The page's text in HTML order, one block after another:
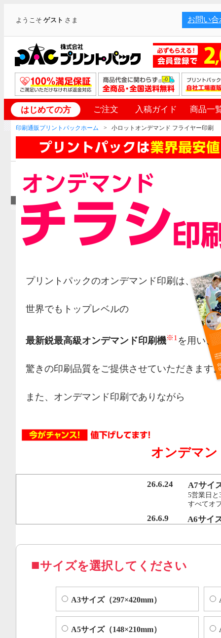
ようこそゲスト さま お問い合
はじめての方 ご注文 入稿ガイド 商品一
印刷通販プリントパックホーム 小ロットオンデマンド フライヤー印刷
プリントパックのオンデマンド印刷は、
世界でもトップレベルの
最新鋭最高級オンデマンド印刷機※1 を用い、
驚きの印刷品質をご提供させていただきます
また、オンデマンド印刷でありながら
行うことで、従来のオンデマンド印刷機より
オフセット印刷に近い品質を実現いたしまし
コピー機やレーザープリンター等によくある色ムラや汚
オンデマン
26.6.24 A7サイ
5営業日と
すべてオ
26.6.9 A6サイ
サイズを選択してください
A3サイズ（297×420mm）
A5サイズ（148×210mm）